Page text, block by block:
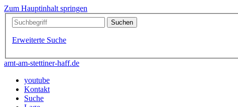
Zum Hauptinhalt springen
Erweiterte Suche
amt-am-stettiner-haff.de
youtube
Kontakt
Suche